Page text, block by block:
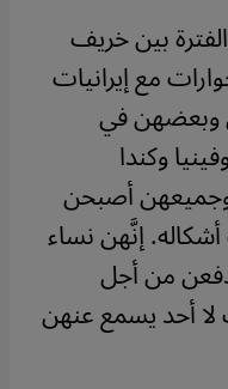
بين خريف
بإجراء حوارات مع إيرانيات
وبعضهن في
وكندا
وجميعهن أصبحن
إنَّهن نساء
من أجل
لا أحد يسمع عنهن